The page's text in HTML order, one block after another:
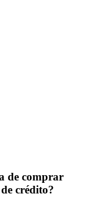
de comprar
crédito?